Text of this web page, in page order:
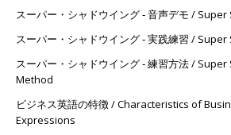
スーパー・シャドウイング ‐ 音声デモ /
スーパー・シャドウイング ‐ 実践練習 /
スーパー・シャドウイング ‐ 練習方法 /
Method
ビジネス英語の特徴 / Characteristics of
Expressions